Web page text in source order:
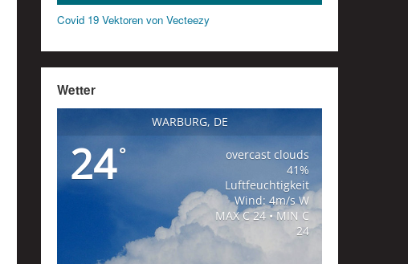
Covid 19 Vektoren von Vecteezy
Wetter
WARBURG, DE
24°
overcast clouds
41%
Luftfeuchtigkeit
Wind: 4m/s W
MAX C 24 • MIN C
24